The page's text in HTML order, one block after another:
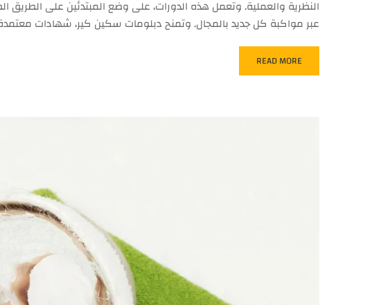
النظرية والعملية. وتعمل هذه الدورات، على وضع المبتدئين على الطريق
عبر مواكبة كل جديد بالمجال. وتمنح دبلومات سكين كير، شهادات
READ MORE